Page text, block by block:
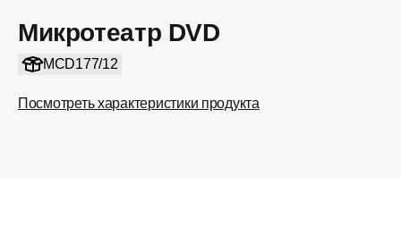
Микротеатр DVD
MCD177/12
Посмотреть характеристики продукта